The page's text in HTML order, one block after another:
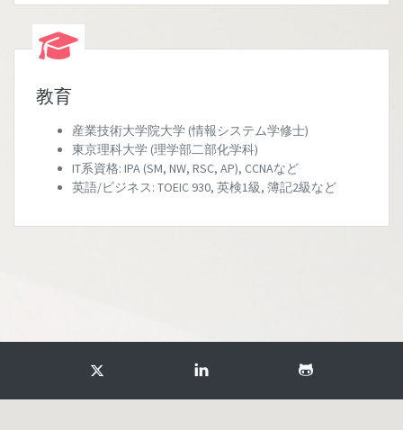
教育
産業技術大学院大学 (情報システム学修士)
東京理科大学 (理学部二部化学科)
IT系資格: IPA (SM, NW, RSC, AP), CCNAなど
英語/ビジネス: TOEIC 930, 英検1級, 簿記2級など